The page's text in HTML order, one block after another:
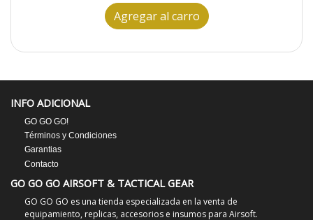
Agregar al carro
INFO ADICIONAL
GO GO GO!
Términos y Condiciones
Garantias
Contacto
GO GO GO AIRSOFT & TACTICAL GEAR
GO GO GO es una tienda especializada en la venta de
equipamiento, replicas, accesorios e insumos para Airsoft.